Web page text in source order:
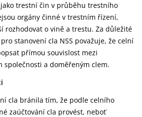
trestní čin v průběhu trestního
orgány činné v trestním řízení,
rozhodovat o vině a trestu. Za důležité
stanovení cla NSS považuje, že celní
přímou souvislost mezi
společnosti a doměřeným clem.
cla bránila tím, že podle celního
zaúčtování cla provést, neboť